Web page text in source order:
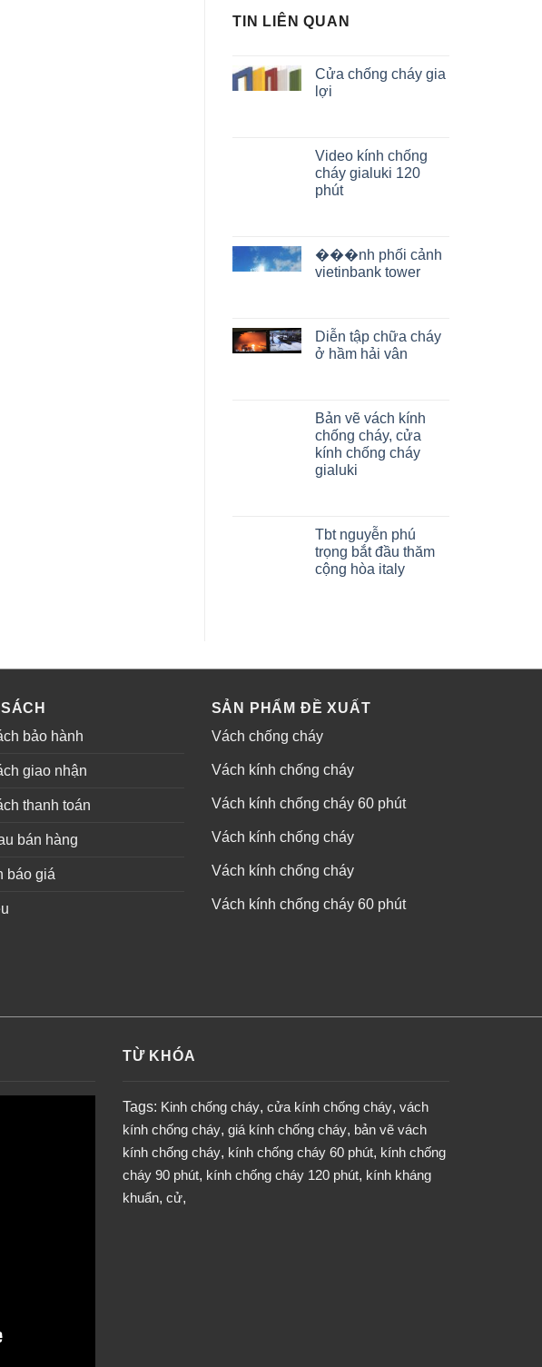
TIN LIÊN QUAN
Cửa chống cháy gia
lợi
Video kính chống
cháy gialuki 120
phút
���nh phối cảnh
vietinbank tower
Diễn tập chữa cháy
ở hầm hải vân
Bản vẽ vách kính
chống cháy, cửa
kính chống cháy
gialuki
Tbt nguyễn phú
trọng bắt đầu thăm
cộng hòa italy
bảo hành
giao nhận
thanh toán
bán hàng
báo giá
SẢN PHẨM ĐỀ XUẤT
Vách chống cháy
Vách kính chống cháy
Vách kính chống cháy 60 phút
Vách kính chống cháy
Vách kính chống cháy
Vách kính chống cháy 60 phút
TỪ KHÓA
Tags: Kinh chống cháy, cửa kính chống cháy, vách
kính chống cháy, giá kính chống cháy, bản vẽ vách
kính chống cháy, kính chống cháy 60 phút, kính chống
cháy 90 phút, kính chống cháy 120 phút, kính kháng
khuẩn, cử,